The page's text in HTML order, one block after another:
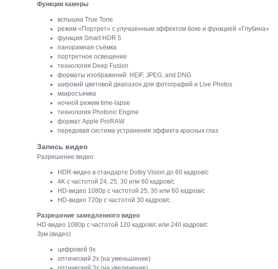
Функции камеры
вспышка True Tone
режим «Портрет» с улучшенным эффектом боке и функцией «Глубина»
функция Smart HDR 5
панорамная съёмка
портретное освещение
технология Deep Fusion
форматы изображений: HEIF, JPEG, and DNG
широкий цветовой диапазон для фотографий и Live Photos
макросъемка
ночной режим time-lapse
технология Photonic Engine
формат Apple ProRAW
передовая система устранения эффекта красных глаз
Запись видео
Разрешение видео
HDR‑видео в стандарте Dolby Vision до 60 кадров/ с
4K с частотой 24, 25, 30 или 60 кадров/ с
HD-видео 1080p с частотой 25, 30 или 60 кадров/ с
HD-видео 720p с частотой 30 кадров/ с
Разрешение замедленного видео
HD-видео 1080р c частотой 120 кадров/ с или 240 кадров/ с
Зум (видео)
цифровой 9х
оптический 2x (на уменьшение)